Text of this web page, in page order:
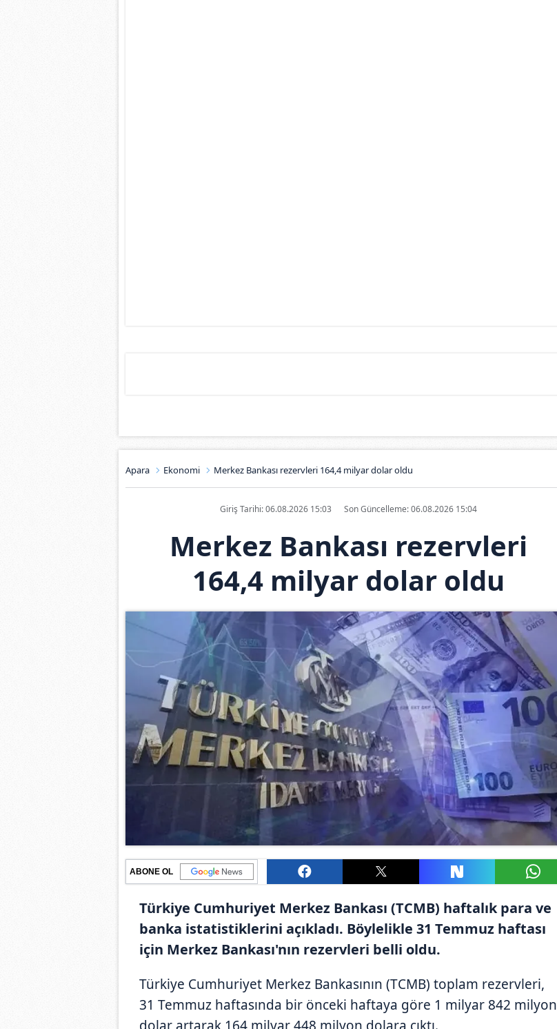
Apara Ekonomi Merkez Bankası rezervleri 164,4 milyar dolar oldu
Giriş Tarihi: 06.08.2026 15:03 Son Güncelleme: 06.08.2026 15:04
Merkez Bankası rezervleri
164,4 milyar dolar oldu
ABONE OL
Türkiye Cumhuriyet Merkez Bankası (TCMB) haftalık para ve
banka istatistiklerini açıkladı. Böylelikle 31 Temmuz haftası
için Merkez Bankası'nın rezervleri belli oldu.
Türkiye Cumhuriyet Merkez Bankasının (TCMB) toplam rezervleri,
31 Temmuz haftasında bir önceki haftaya göre 1 milyar 842 milyon